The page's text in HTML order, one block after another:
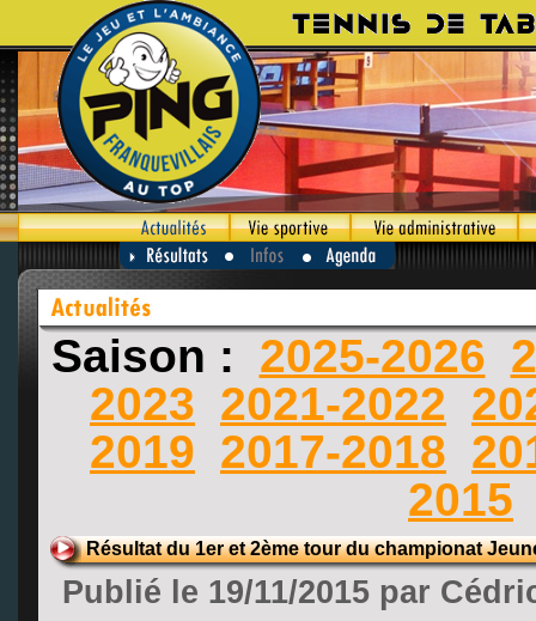
Saison : 2025-2026
2023 2021-2022
2019 2017-2018
2015
Résultat du 1er et 2ème tour du championat
Publié le 19/11/2015 par